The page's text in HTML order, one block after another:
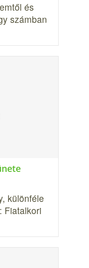
és
szám­ban
különféle
Fiatalkori